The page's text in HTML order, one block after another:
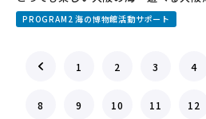
PROGRAM2 海の博物館活動サポート
1 2 3 4
8 9 10 11 12